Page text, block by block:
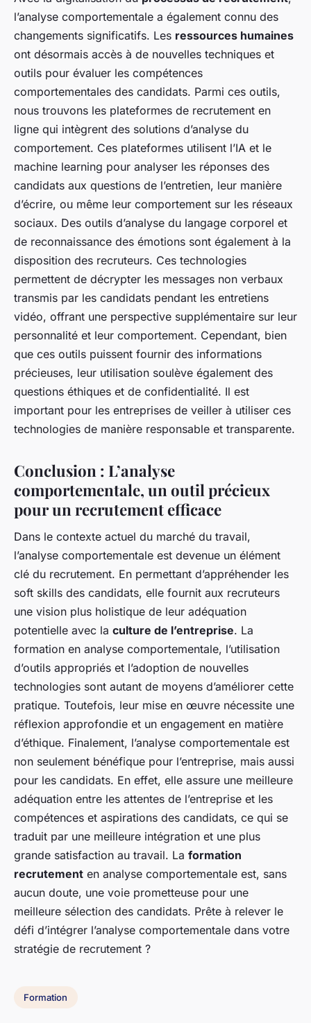
l’analyse comportementale a également connu des
changements significatifs. Les ressources humaines
ont désormais accès à de nouvelles techniques et
outils pour évaluer les compétences
comportementales des candidats. Parmi ces outils,
nous trouvons les plateformes de recrutement en
ligne qui intègrent des solutions d’analyse du
comportement. Ces plateformes utilisent l’IA et le
machine learning pour analyser les réponses des
candidats aux questions de l’entretien, leur manière
d’écrire, ou même leur comportement sur les réseaux
sociaux. Des outils d’analyse du langage corporel et
de reconnaissance des émotions sont également à la
disposition des recruteurs. Ces technologies
permettent de décrypter les messages non verbaux
transmis par les candidats pendant les entretiens
vidéo, offrant une perspective supplémentaire sur leur
personnalité et leur comportement. Cependant, bien
que ces outils puissent fournir des informations
précieuses, leur utilisation soulève également des
questions éthiques et de confidentialité. Il est
important pour les entreprises de veiller à utiliser ces
technologies de manière responsable et transparente.
Conclusion : L’analyse
comportementale, un outil précieux
pour un recrutement efficace
Dans le contexte actuel du marché du travail,
l’analyse comportementale est devenue un élément
clé du recrutement. En permettant d’appréhender les
soft skills des candidats, elle fournit aux recruteurs
une vision plus holistique de leur adéquation
potentielle avec la culture de l’entreprise. La
formation en analyse comportementale, l’utilisation
d’outils appropriés et l’adoption de nouvelles
technologies sont autant de moyens d’améliorer cette
pratique. Toutefois, leur mise en œuvre nécessite une
réflexion approfondie et un engagement en matière
d’éthique. Finalement, l’analyse comportementale est
non seulement bénéfique pour l’entreprise, mais aussi
pour les candidats. En effet, elle assure une meilleure
adéquation entre les attentes de l’entreprise et les
compétences et aspirations des candidats, ce qui se
traduit par une meilleure intégration et une plus
grande satisfaction au travail. La formation
recrutement en analyse comportementale est, sans
aucun doute, une voie prometteuse pour une
meilleure sélection des candidats. Prête à relever le
défi d’intégrer l’analyse comportementale dans votre
stratégie de recrutement ?
Formation